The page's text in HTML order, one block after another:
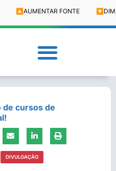
🔼 AUMENTAR FONTE 🔽
de cursos de
DIVULGAÇÃO